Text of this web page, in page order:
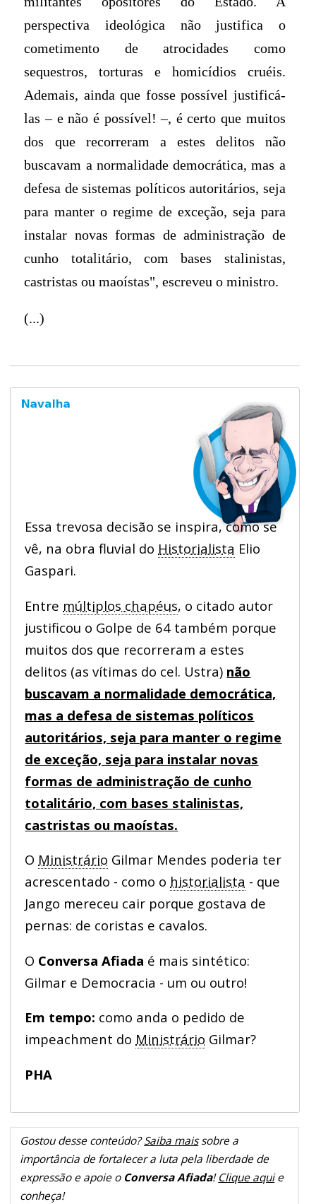
perspectiva ideológica não justifica o
cometimento de atrocidades como
sequestros, torturas e homicídios cruéis.
Ademais, ainda que fosse possível justificá-
las – e não é possível! –, é certo que muitos
dos que recorreram a estes delitos não
buscavam a normalidade democrática, mas a
defesa de sistemas políticos autoritários, seja
para manter o regime de exceção, seja para
instalar novas formas de administração de
cunho totalitário, com bases stalinistas,
castristas ou maoístas", escreveu o ministro.
(...)
Essa trevosa decisão se inspira, como se
vê, na obra fluvial do Historialista Elio
Gaspari.
Entre múltiplos chapéus, o citado autor
justificou o Golpe de 64 também porque
muitos dos que recorreram a estes
delitos (as vítimas do cel. Ustra) não
buscavam a normalidade democrática,
mas a defesa de sistemas políticos
autoritários, seja para manter o regime
de exceção, seja para instalar novas
formas de administração de cunho
totalitário, com bases stalinistas,
castristas ou maoístas.
O Ministrário Gilmar Mendes poderia ter
acrescentado - como o historialista - que
Jango mereceu cair porque gostava de
pernas: de coristas e cavalos.
O Conversa Afiada é mais sintético:
Gilmar e Democracia - um ou outro!
Em tempo: como anda o pedido de
impeachment do Ministrário Gilmar?
PHA
Gostou desse conteúdo?Saiba maissobre a
importância de fortalecer a luta pela liberdade de
expressão e apoie o Conversa Afiada!Clique aquie
conheça!